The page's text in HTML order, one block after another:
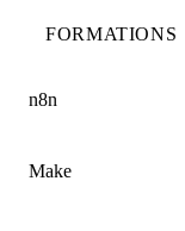
FORMATIONS
n8n
Make